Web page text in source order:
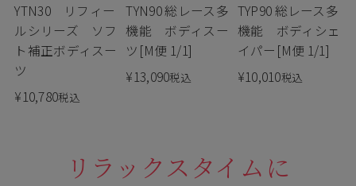
YTN30 リフィー
ルシリーズ ソフ
ト補正ボディスー
ツ
¥10,780税込
TYN90 総レース多
機能 ボディスー
ツ[M便 1/1]
¥13,090税込
TYP90 総レース多
機能 ボディシェ
イパー[M便 1/1]
¥10,010税込
リラックスタイムに